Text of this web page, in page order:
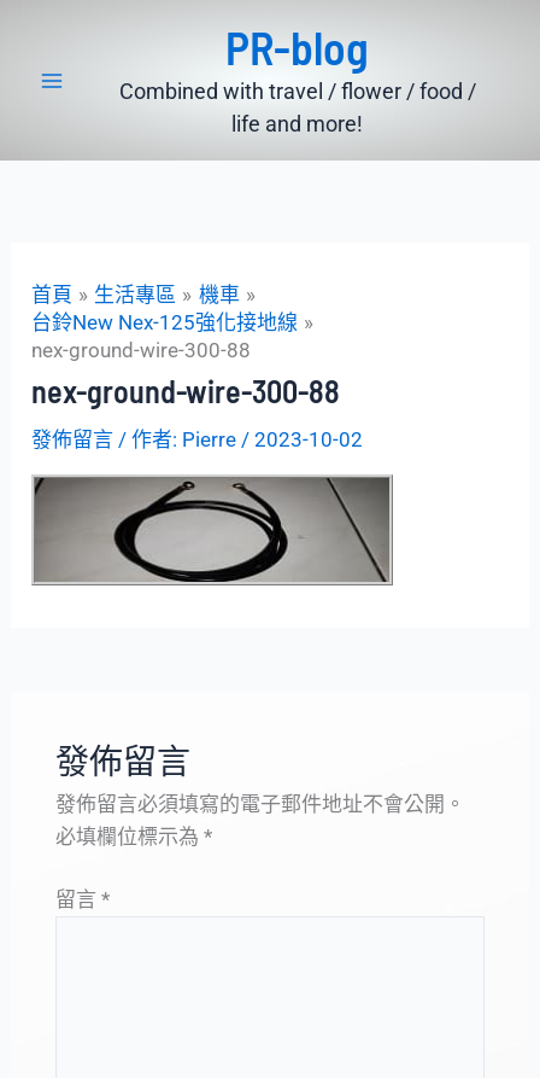
PR-blog
Combined with travel / flower / food /
life and more!
首頁 生活專區
機車
台鈴New Nex-125強化接地線
nex-ground-wire-300-88
nex-ground-wire-300-88
發佈留言 / 作者: Pierre /2023-10-02
發佈留言
發佈留言必須填寫的電子郵件地址不會公開。
必填欄位標示為 *
留言 *